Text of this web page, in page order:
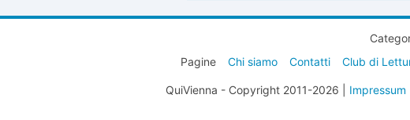
Pagine
Chi siamo Contatti Club di
QuiVienna - Copyright 2011-2026 | Impressum